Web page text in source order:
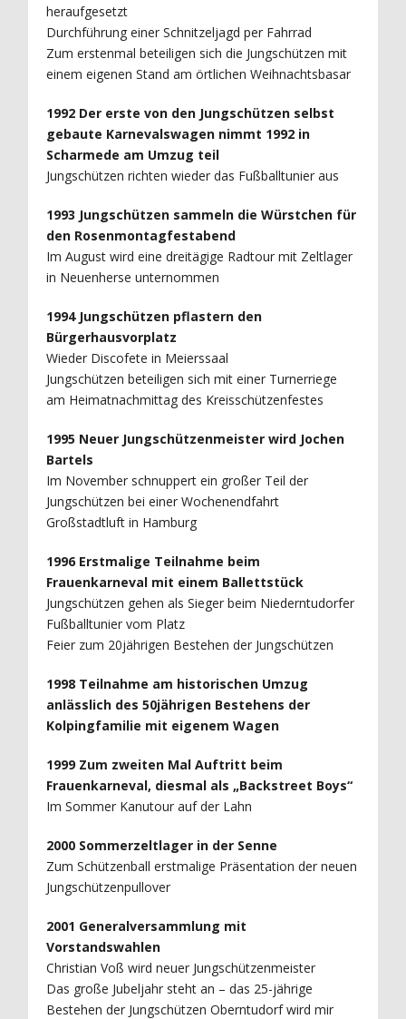
heraufgesetzt
Durchführung einer Schnitzeljagd per Fahrrad
Zum erstenmal beteiligen sich die Jungschützen mit
einem eigenen Stand am örtlichen Weihnachtsbasar
1992 Der erste von den Jungschützen selbst
gebaute Karnevalswagen nimmt 1992 in
Scharmede am Umzug teil
Jungschützen richten wieder das Fußballtunier aus
1993 Jungschützen sammeln die Würstchen für
den Rosenmontagfestabend
Im August wird eine dreitägige Radtour mit Zeltlager
in Neuenherse unternommen
1994 Jungschützen pflastern den
Bürgerhausvorplatz
Wieder Discofete in Meierssaal
Jungschützen beteiligen sich mit einer Turnerriege
am Heimatnachmittag des Kreisschützenfestes
1995 Neuer Jungschützenmeister wird Jochen
Bartels
Im November schnuppert ein großer Teil der
Jungschützen bei einer Wochenendfahrt
Großstadtluft in Hamburg
1996 Erstmalige Teilnahme beim
Frauenkarneval mit einem Ballettstück
Jungschützen gehen als Sieger beim Niederntudorfer
Fußballtunier vom Platz
Feier zum 20jährigen Bestehen der Jungschützen
1998 Teilnahme am historischen Umzug
anlässlich des 50jährigen Bestehens der
Kolpingfamilie mit eigenem Wagen
1999 Zum zweiten Mal Auftritt beim
Frauenkarneval, diesmal als „Backstreet Boys“
Im Sommer Kanutour auf der Lahn
2000 Sommerzeltlager in der Senne
Zum Schützenball erstmalige Präsentation der neuen
Jungschützenpullover
2001 Generalversammlung mit
Vorstandswahlen
Christian Voß wird neuer Jungschützenmeister
Das große Jubeljahr steht an – das 25-jährige
Bestehen der Jungschützen Oberntudorf wird mir